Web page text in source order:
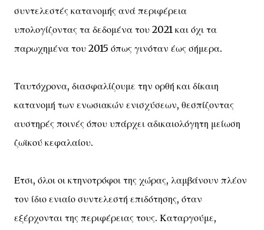
συντελεστές κατανομής ανά περιφέρεια
υπολογίζοντας τα δεδομένα του 2021 και όχι τα
παρωχημένα του 2015 όπως γινόταν έως σήμερα.
Ταυτόχρονα, διασφαλίζουμε την ορθή και δίκαιη
κατανομή των ενωσιακών ενισχύσεων, θεσπίζοντας
αυστηρές ποινές όπου υπάρχει αδικαιολόγητη μείωση
ζωϊκού κεφαλαίου.
Έτσι, όλοι οι κτηνοτρόφοι της χώρας, λαμβάνουν πλέον
τον ίδιο ενιαίο συντελεστή επιδότησης, όταν
εξέρχονται της περιφέρειας τους. Καταργούμε,